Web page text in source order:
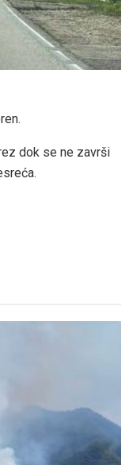
dok se ne završi